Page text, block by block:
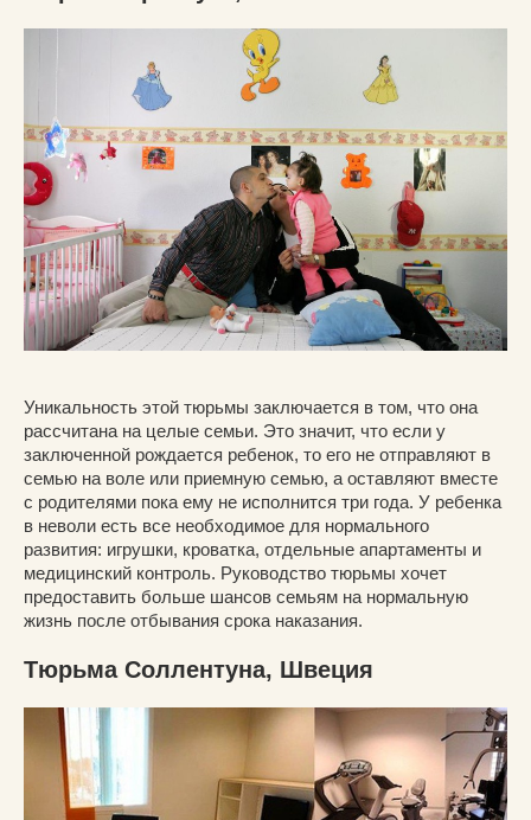
Уникальность этой тюрьмы заключается в том, что она
рассчитана на целые семьи. Это значит, что если у
заключенной рождается ребенок, то его не отправляют в
семью на воле или приемную семью, а оставляют вместе
с родителями пока ему не исполнится три года. У ребенка
в неволи есть все необходимое для нормального
развития: игрушки, кроватка, отдельные апартаменты и
медицинский контроль. Руководство тюрьмы хочет
предоставить больше шансов семьям на нормальную
жизнь после отбывания срока наказания.
Тюрьма Соллентуна, Швеция